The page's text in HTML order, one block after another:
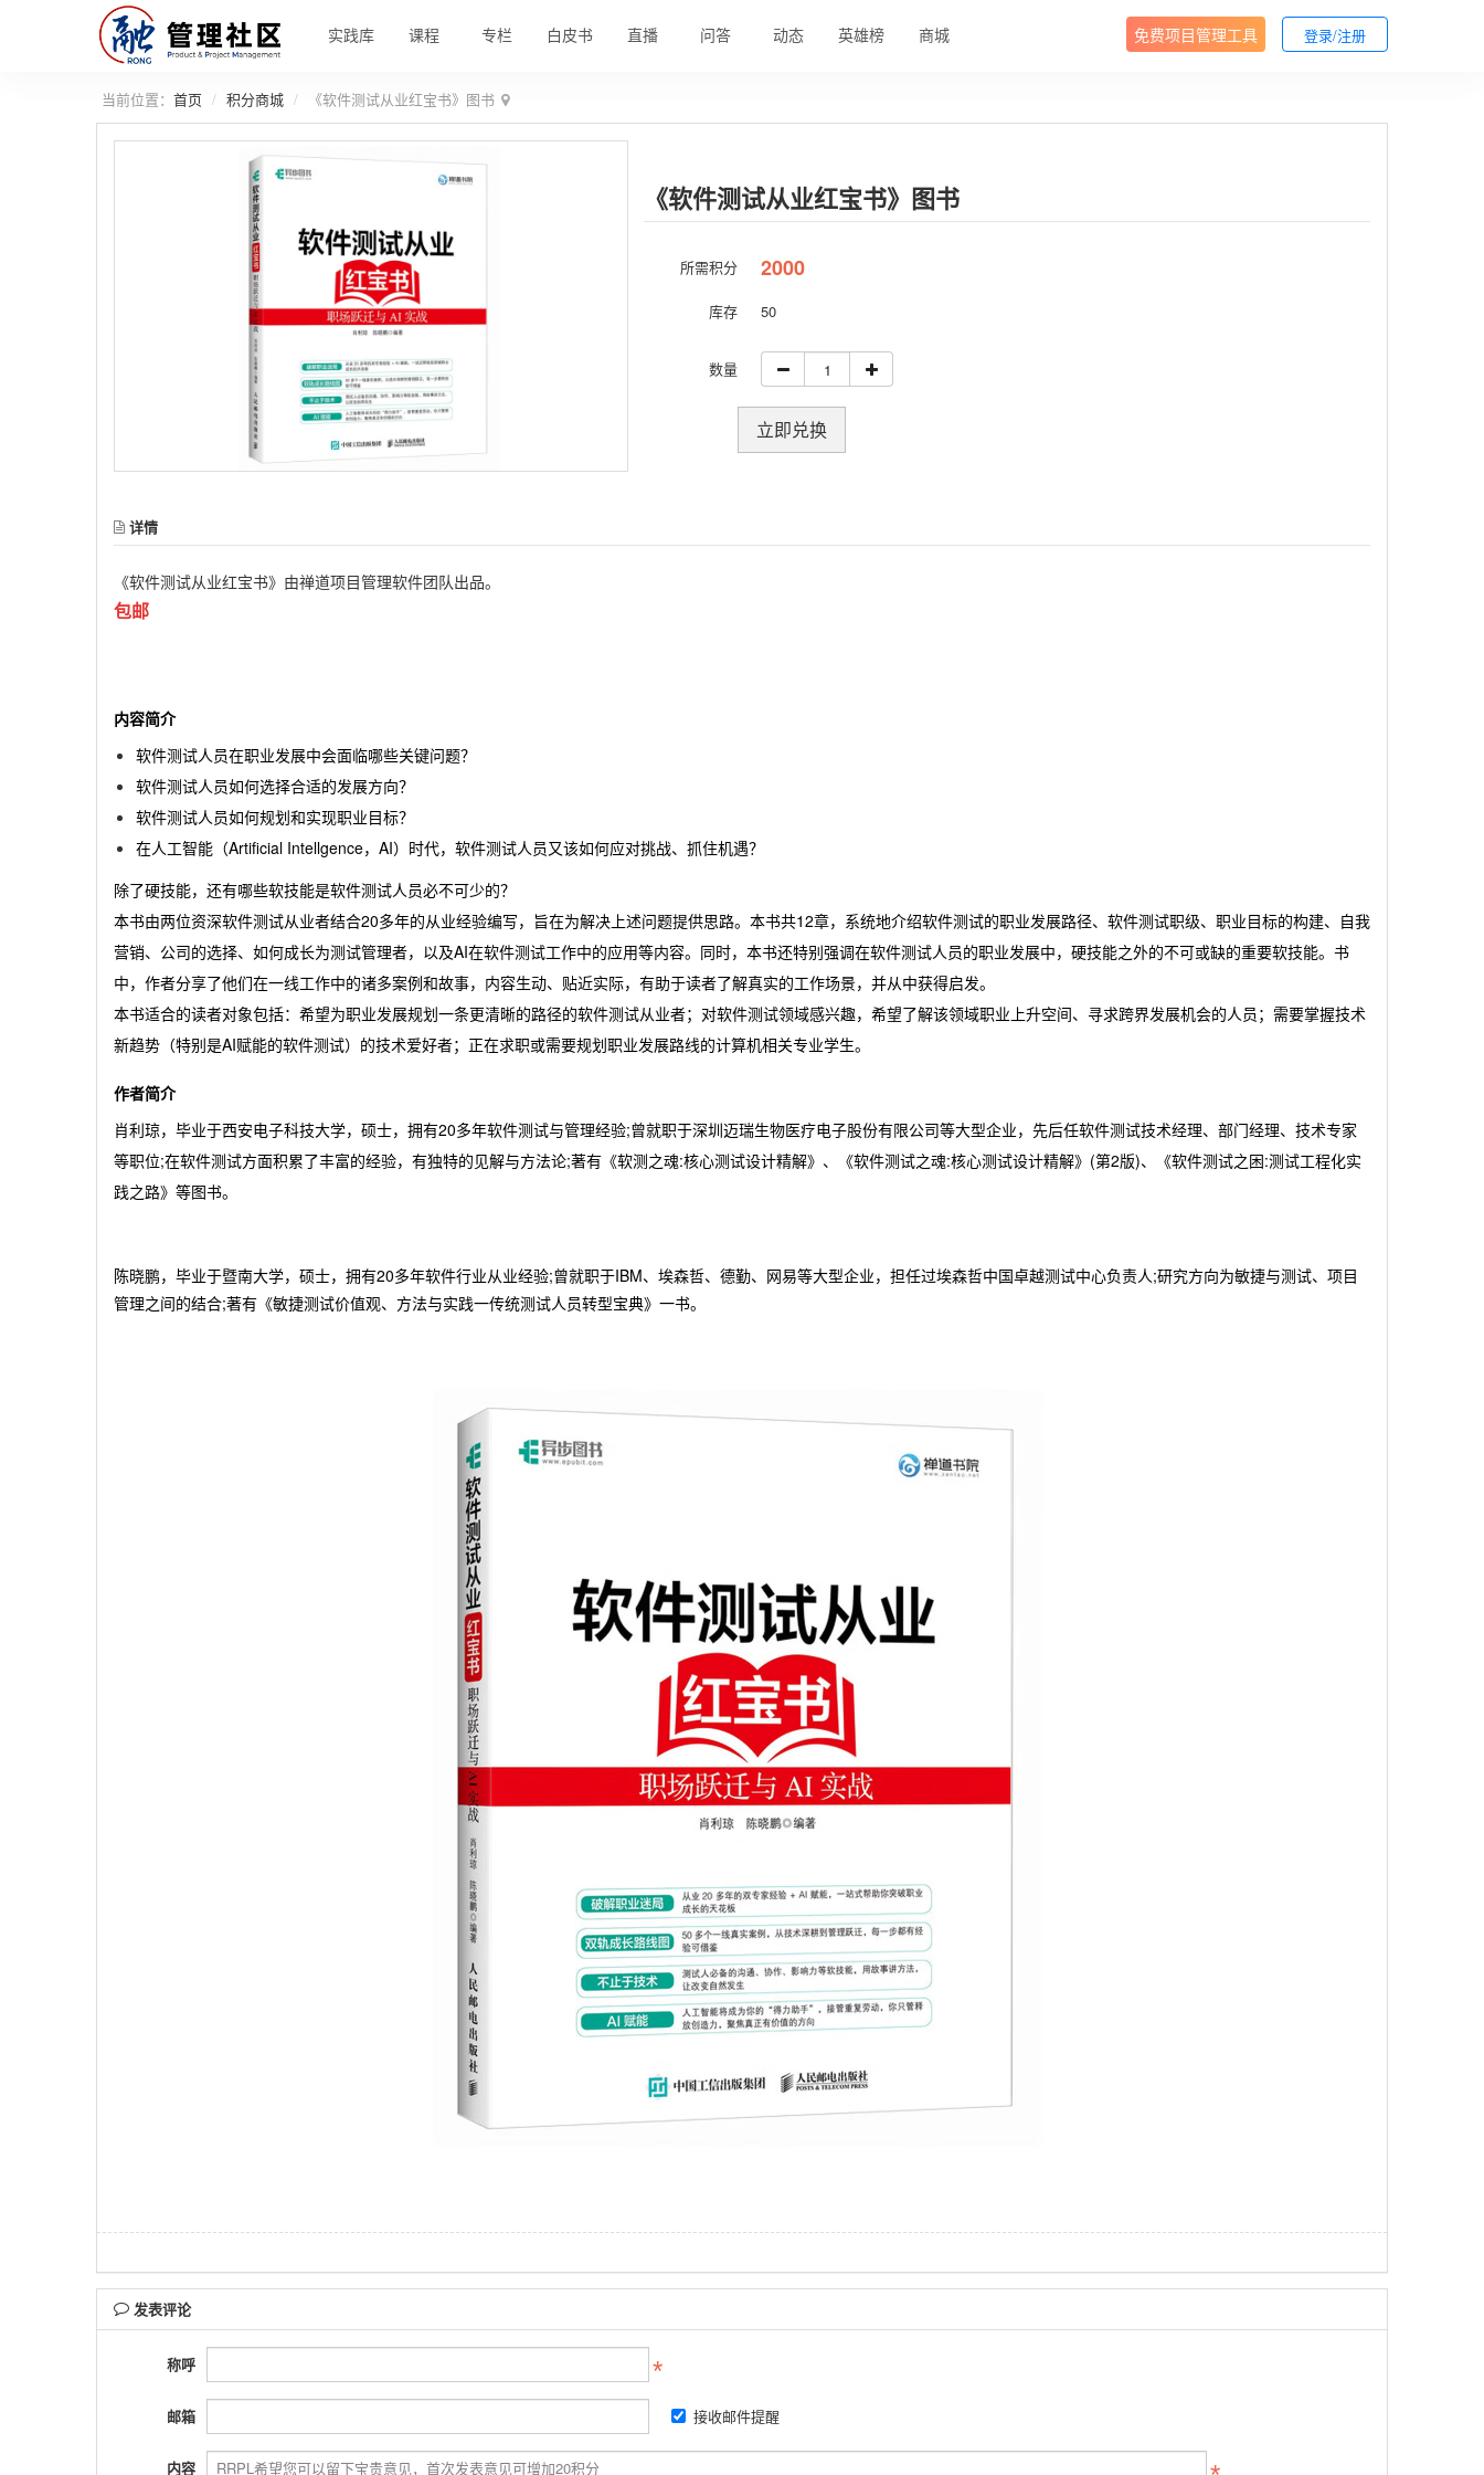
实践库 课程 专栏 白皮书 直播 问答 动态 英雄榜 商城 免费项目管理工具 登录/注册
当前位置： 首页 积分商城 《软件测试从业红宝书》图书
《软件测试从业红宝书》图书
所需积分 2000
库存 50
数量
立即兑换
详情
《软件测试从业红宝书》由禅道项目管理软件团队出品。
包邮
内容简介
软件测试人员在职业发展中会面临哪些关键问题？
软件测试人员如何选择合适的发展方向？
软件测试人员如何规划和实现职业目标？
在人工智能（Artificial Intellgence，AI）时代，软件测试人员又该如何应对挑战、抓住机遇？
除了硬技能，还有哪些软技能是软件测试人员必不可少的？
本书由两位资深软件测试从业者结合20多年的从业经验编写，旨在为解决上述问题提供思路。本书共12章，系统地介绍软件测试的职业发展路径、软件测试职级、职业目标的构建、自我
营销、公司的选择、如何成长为测试管理者，以及AI在软件测试工作中的应用等内容。同时，本书还特别强调在软件测试人员的职业发展中，硬技能之外的不可或缺的重要软技能。书
中，作者分享了他们在一线工作中的诸多案例和故事，内容生动、贴近实际，有助于读者了解真实的工作场景，并从中获得启发。
本书适合的读者对象包括：希望为职业发展规划一条更清晰的路径的软件测试从业者；对软件测试领域感兴趣，希望了解该领域职业上升空间、寻求跨界发展机会的人员；需要掌握技术
新趋势（特别是AI赋能的软件测试）的技术爱好者；正在求职或需要规划职业发展路线的计算机相关专业学生。
作者简介
肖利琼，毕业于西安电子科技大学，硕士，拥有20多年软件测试与管理经验;曾就职于深圳迈瑞生物医疗电子股份有限公司等大型企业，先后任软件测试技术经理、部门经理、技术专家
等职位;在软件测试方面积累了丰富的经验，有独特的见解与方法论;著有《软测之魂:核心测试设计精解》、《软件测试之魂:核心测试设计精解》(第2版)、《软件测试之困:测试工程化实
践之路》等图书。
陈晓鹏，毕业于暨南大学，硕士，拥有20多年软件行业从业经验;曾就职于IBM、埃森哲、德勤、网易等大型企业，担任过埃森哲中国卓越测试中心负责人;研究方向为敏捷与测试、项目
管理之间的结合;著有《敏捷测试价值观、方法与实践一传统测试人员转型宝典》一书。
发表评论
称呼
邮箱 接收邮件提醒
内容